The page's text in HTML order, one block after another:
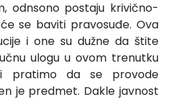
odnsono postaju krivično-
se baviti pravosuđe. Ova
i one su dužne da štite
ulogu u ovom trenutku
pratimo da se provode
je predmet. Dakle javnost